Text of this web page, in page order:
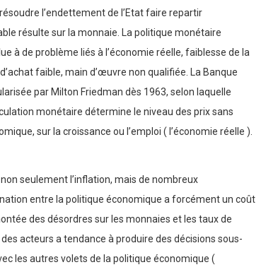
l’endettement de l’Etat faire repartir
résulte sur la monnaie. La politique monétaire
à de problème liés à l’économie réelle, faiblesse de la
faible, main d’œuvre non qualifiée. La Banque
par Milton Friedman dès 1963, selon laquelle
monétaire détermine le niveau des prix sans
sur la croissance ou l’emploi ( l’économie réelle ).
seulement l’inflation, mais de nombreux
entre la politique économique a forcément un coût
des désordres sur les monnaies et les taux de
acteurs a tendance à produire des décisions sous-
les autres volets de la politique économique (